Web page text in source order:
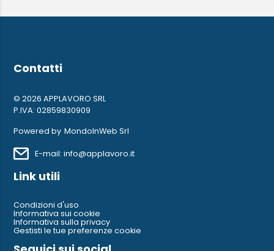
Contatti
© 2026 APPLAVORO SRL
P.IVA: 02859830909
Powered by MondoInWeb Srl
E-mail: info@applavoro.it
Link utili
Condizioni d'uso
Informativa sui cookie
Informativa sulla privacy
Gestisti le tue preferenze cookie